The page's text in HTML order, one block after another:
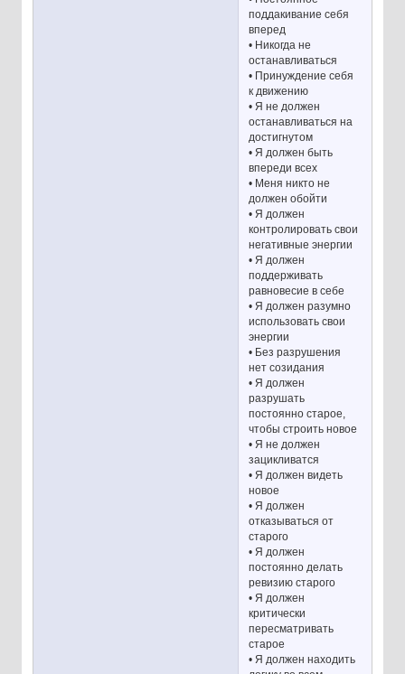
поддакивание себя
вперед
• Никогда не
останавливаться
• Принуждение себя
к движению
• Я не должен
останавливаться на
достигнутом
• Я должен быть
впереди всех
• Меня никто не
должен обойти
• Я должен
контролировать свои
негативные энергии
• Я должен
поддерживать
равновесие в себе
• Я должен разумно
использовать свои
энергии
• Без разрушения
нет созидания
• Я должен
разрушать
постоянно старое,
чтобы строить новое
• Я не должен
зацикливатся
• Я должен видеть
новое
• Я должен
отказываться от
старого
• Я должен
постоянно делать
ревизию старого
• Я должен
критически
пересматривать
старое
• Я должен находить